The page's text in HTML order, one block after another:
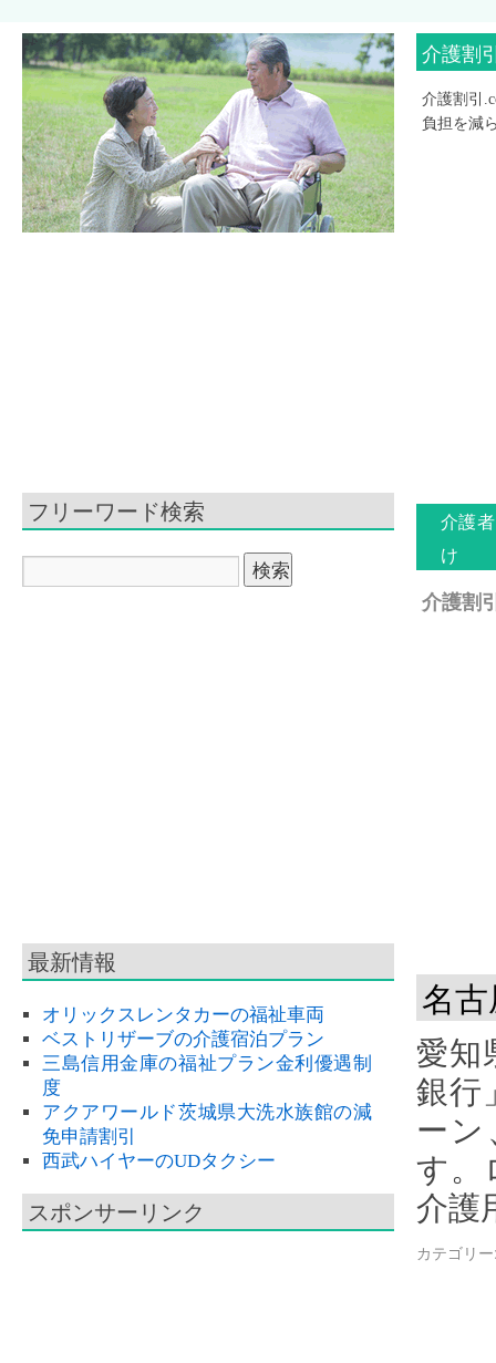
介護割
介護割引
負担を減
介護
け
介護割
名
愛知
銀行
ー
す。
介護
カテゴリ
フリーワード検索
最新情報
オリックスレンタカーの福祉車両
ベストリザーブの介護宿泊プラン
三島信用金庫の福祉プラン金利優遇制
度
アクアワールド茨城県大洗水族館の減
免申請割引
西武ハイヤーのUDタクシー
スポンサーリンク